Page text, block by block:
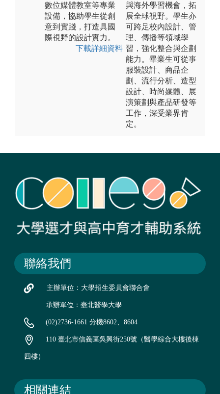
數位媒體教室等專業
設備，協助學生從創
意到實踐，打造具國
際視野的設計實力。
下載詳細資料
與海外學習機會，拓
展全球視野。學生亦
可跨足校內設計、管
理、傳播等領域學
習，強化整合與企劃
能力。畢業生可從事
服裝設計、商品企
劃、流行分析、造型
設計、時尚媒體、展
演策劃與產品研發等
工作，深受業界肯
定。
聯絡我們
主辦單位：大學招生委員會聯合會
承辦單位：臺北醫學大學
(02)2736-1661 分機8602、8604
110 臺北市信義區吳興街250號（醫學綜合大樓後棟
四樓）
相關連結